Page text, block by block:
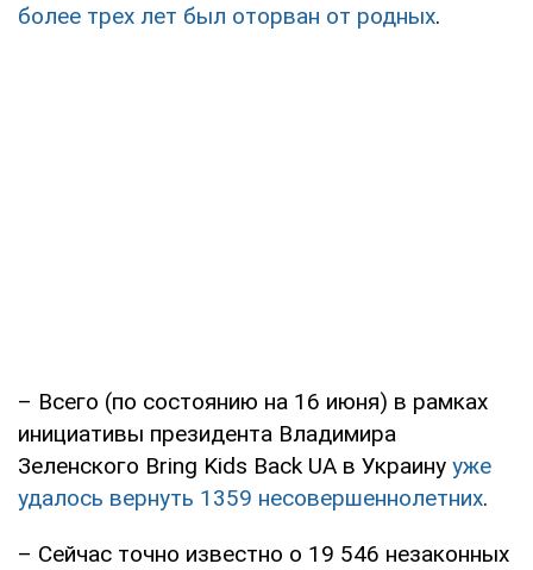
более трех лет был оторван от родных.
– Всего (по состоянию на 16 июня) в рамках
инициативы президента Владимира
Зеленского Bring Kids Back UA в Украину уже
удалось вернуть 1359 несовершеннолетних.
– Сейчас точно известно о 19 546 незаконных